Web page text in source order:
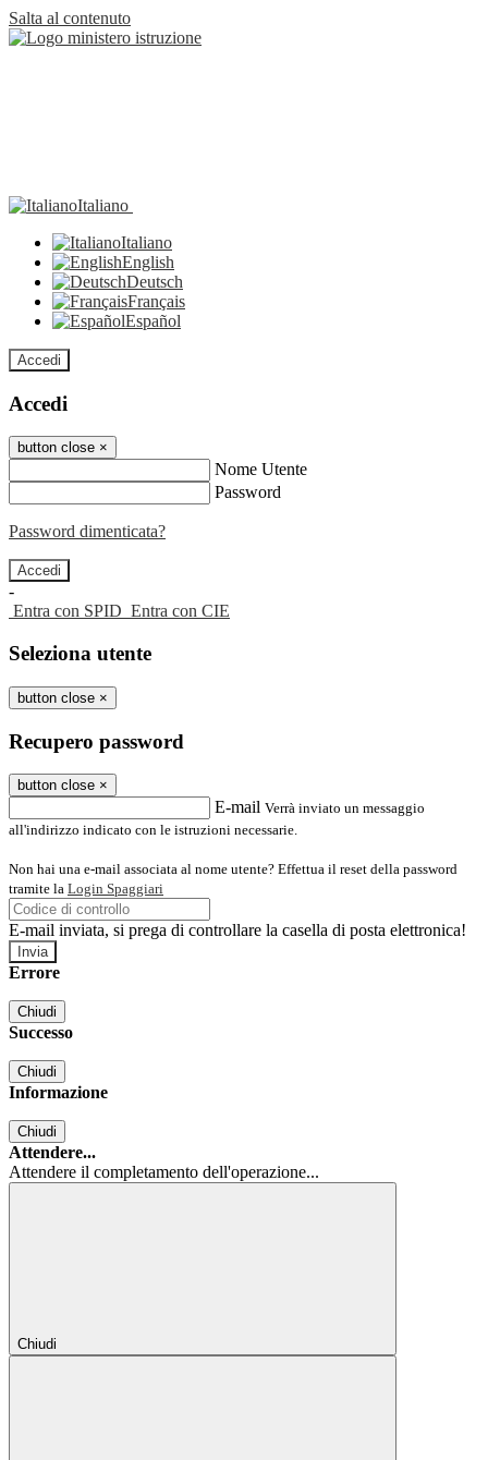
Salta al contenuto
Italiano
Italiano
English
Deutsch
Français
Español
Accedi
Accedi
button close ×
Nome Utente
Password
Password dimenticata?
-
Entra con SPID Entra con CIE
Seleziona utente
button close ×
Recupero password
button close ×
E-mail Verrà inviato un messaggio
all'indirizzo indicato con le istruzioni necessarie.
Non hai una e-mail associata al nome utente? Effettua il reset della password
tramite la Login Spaggiari
E-mail inviata, si prega di controllare la casella di posta elettronica!
Errore
Chiudi
Successo
Chiudi
Informazione
Chiudi
Attendere...
Attendere il completamento dell'operazione...
Chiudi